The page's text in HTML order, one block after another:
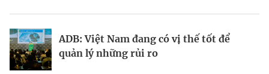
ADB: Việt Nam đang có vị thế tốt để
quản lý những rủi ro
Khách Hàng Thế Hệ Mới
Phỏng đoán tương lai